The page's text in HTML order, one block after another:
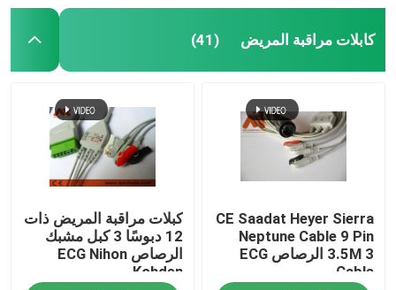
المنتجات
كابلات مراقبة المريض (41)
CE Saadat Heyer Sierra
Neptune Cable 9 Pin
3.5M 3 الرصاص ECG
Cable
كبلات مراقبة المريض ذات
12 دبوسًا 3 كبل مشبك
الرصاص ECG Nihon
Kohden